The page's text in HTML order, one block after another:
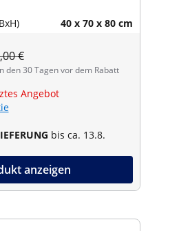
40 x 70 x 80 cm
€
den 30 Tagen vor dem Rabatt
Angebot
bis ca. 13.8.
anzeigen